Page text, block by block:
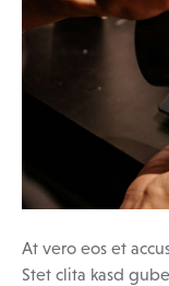
At vero eos et
Stet clita kasd